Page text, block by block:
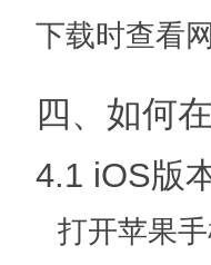
下载时查看
四、如何
4.1 iOS版
打开苹果